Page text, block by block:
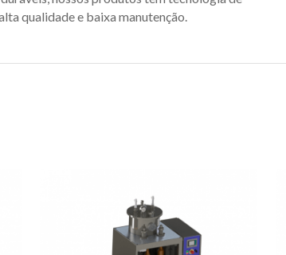
qualidade e baixa manutenção.